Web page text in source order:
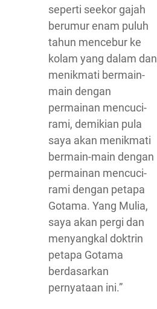
seperti seekor gajah
berumur enam puluh
tahun mencebur ke
kolam yang dalam dan
menikmati bermain-
main dengan
permainan mencuci-
rami, demikian pula
saya akan menikmati
bermain-main dengan
permainan mencuci-
rami dengan petapa
Gotama. Yang Mulia,
saya akan pergi dan
menyangkal doktrin
petapa Gotama
berdasarkan
pernyataan ini.”